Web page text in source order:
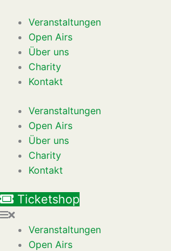
Inhalt
springen
Veranstaltungen
Open Airs
Über uns
Charity
Kontakt
Veranstaltungen
Open Airs
Über uns
Charity
Kontakt
Ticketshop
Veranstaltungen
Open Airs